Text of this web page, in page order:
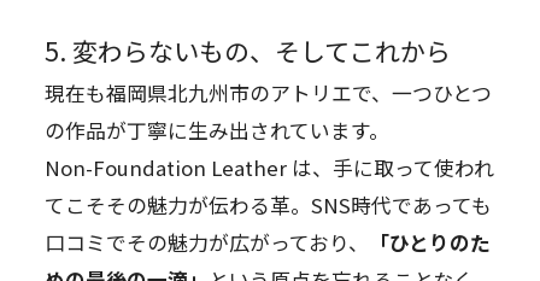
5. 変わらないもの、そしてこれから
現在も福岡県北九州市のアトリエで、一つひとつ
の作品が丁寧に生み出されています。
Non-Foundation Leather は、手に取って使われ
てこそその魅力が伝わる革。SNS時代であっても
口コミでその魅力が広がっており、
「ひとりのた